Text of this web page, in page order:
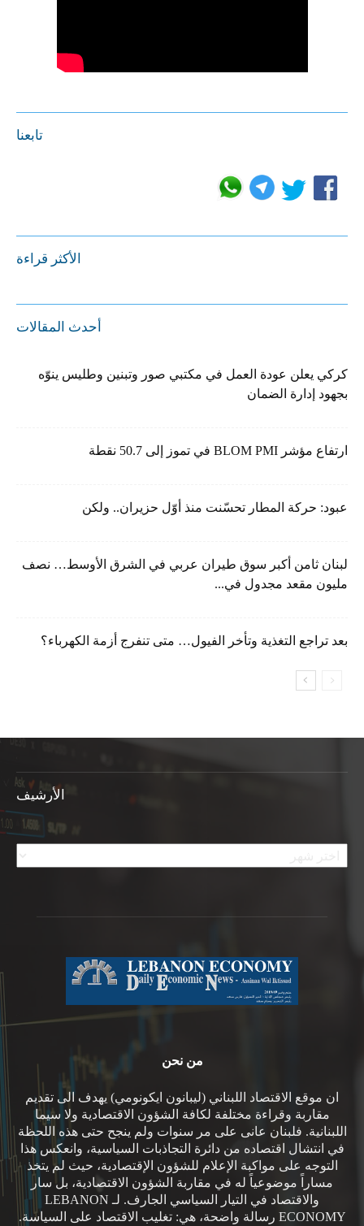
تابعنا
الأكثر قراءة
أحدث المقالات
كركي يعلن عودة العمل في مكتبي صور وتبنين وطليس ينوّه
بجهود إدارة الضمان
ارتفاع مؤشر BLOM PMI في تموز إلى 50.7 نقطة
عبود: حركة المطار تحسّنت منذ أوّل حزيران.. ولكن
لبنان ثامن أكبر سوق طيران عربي في الشرق الأوسط… نصف
مليون مقعد مجدول في...
بعد تراجع التغذية وتأخر الفيول… متى تنفرج أزمة الكهرباء؟
الأرشيف
الأرشيف
من نحن
ان موقع الاقتصاد اللبناني (ليبانون ايكونومي) يهدف الى تقديم
مقاربة وقراءة مختلفة لكافة الشؤون الاقتصادية ولا سيما
اللبنانية. فلبنان عانى على مر سنوات ولم ينجح حتى هذه اللحظة
في انتشال اقتصاده من دائرة التجاذبات السياسية، وانعكس هذا
التوجه على مواكبة الإعلام للشؤون الإقتصادية، حيث لم يتخذ
مساراً موضوعياً له في مقاربة الشؤون الاقتصادية، بل سار
والاقتصاد في التيار السياسي الجارف. لـ LEBANON
ECONOMY رسالة واضحة، هي: تغليب الاقتصاد على السياسة.